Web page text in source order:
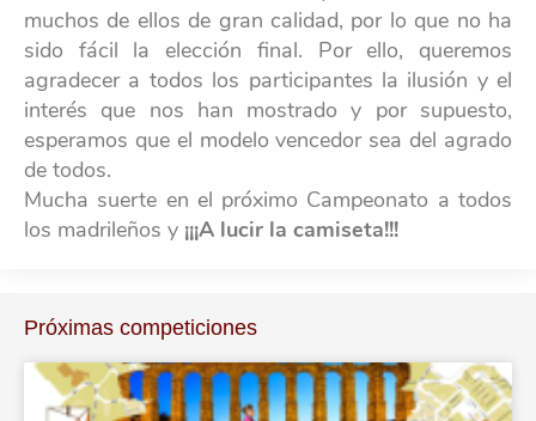
muchos de ellos de gran calidad, por lo que no ha
sido fácil la elección final. Por ello, queremos
agradecer a todos los participantes la ilusión y el
interés que nos han mostrado y por supuesto,
esperamos que el modelo vencedor sea del agrado
de todos.
Mucha suerte en el próximo Campeonato a todos
los madrileños y ¡¡¡A lucir la camiseta!!!
Próximas competiciones